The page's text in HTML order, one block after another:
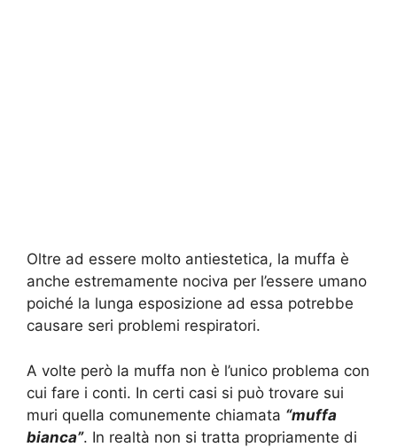
Oltre ad essere molto antiestetica, la muffa è
anche estremamente nociva per l’essere umano
poiché la lunga esposizione ad essa potrebbe
causare seri problemi respiratori.
A volte però la muffa non è l’unico problema con
cui fare i conti. In certi casi si può trovare sui
muri quella comunemente chiamata “muffa
bianca”. In realtà non si tratta propriamente di